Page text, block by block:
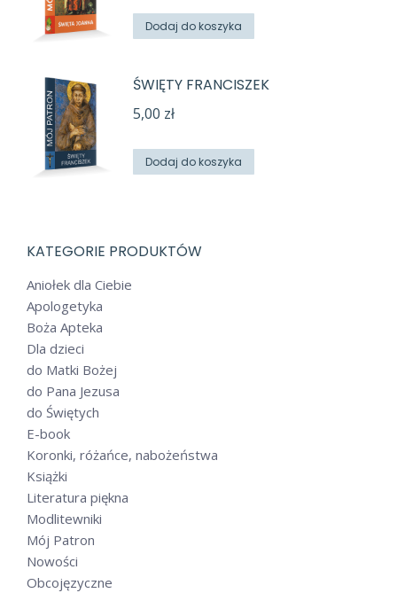
Dodaj do koszyka
ŚWIĘTY FRANCISZEK
5,00 zł
Dodaj do koszyka
KATEGORIE PRODUKTÓW
Aniołek dla Ciebie
Apologetyka
Boża Apteka
Dla dzieci
do Matki Bożej
do Pana Jezusa
do Świętych
E-book
Koronki, różańce, nabożeństwa
Książki
Literatura piękna
Modlitewniki
Mój Patron
Nowości
Obcojęzyczne